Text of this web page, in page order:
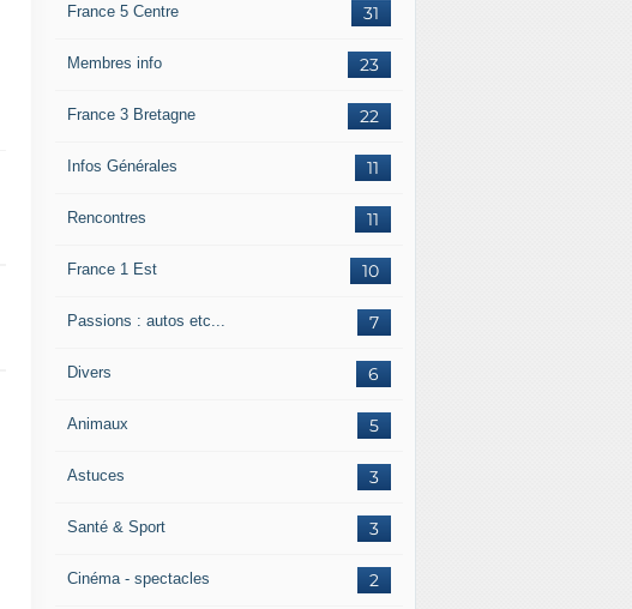
31
France 5 Centre
23
Membres info
22
France 3 Bretagne
11
Infos Générales
11
Rencontres
10
France 1 Est
7
Passions : autos etc...
6
Divers
5
Animaux
3
Astuces
3
Santé & Sport
2
Cinéma - spectacles